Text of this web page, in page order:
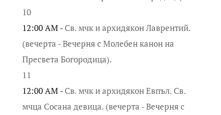
10
12:00 AM - Св. мчк и архидякон Лаврентий.
(вечерта - Вечерня с Молебен канон на
Пресвета Богородица).
11
12:00 AM - Св. мчк и архидякон Евпъл. Св.
мчца Сосана девица. (вечерта - Вечерня с